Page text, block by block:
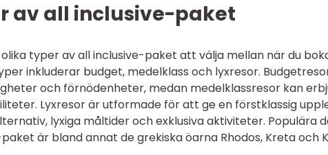
av all inclusive-paket
typer av all inclusive-paket att välja mellan när du
inkluderar budget, medelklass och lyxresor.
och förnödenheter, medan medelklassresor kan
Lyxresor är utformade för att ge en förstklassig
lyxiga måltider och exklusiva aktiviteter. Populära
är bland annat de grekiska öarna Rhodos, Kreta och